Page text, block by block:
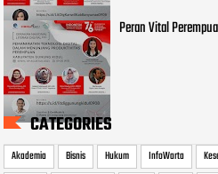
Peran Vital
CATEGORIES
Akademia Bisnis Hukum InfoWarta